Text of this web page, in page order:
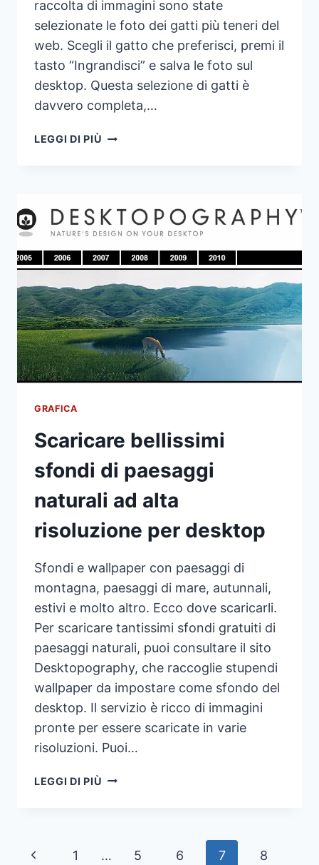
raccolta di immagini sono state
selezionate le foto dei gatti più teneri del
web. Scegli il gatto che preferisci, premi il
tasto “Ingrandisci” e salva le foto sul
desktop. Questa selezione di gatti è
davvero completa,…
LEGGI DI PIÙ
TENERI
DEL
WEB
GRAFICA
Scaricare bellissimi
sfondi di paesaggi
naturali ad alta
risoluzione per desktop
Sfondi e wallpaper con paesaggi di
montagna, paesaggi di mare, autunnali,
estivi e molto altro. Ecco dove scaricarli.
Per scaricare tantissimi sfondi gratuiti di
paesaggi naturali, puoi consultare il sito
Desktopography, che raccoglie stupendi
wallpaper da impostare come sfondo del
desktop. Il servizio è ricco di immagini
pronte per essere scaricate in varie
risoluzioni. Puoi…
LEGGI DI PIÙ SCARICARE
NATURALI
Navigazione
Pagina
1 … 5 6 7 8